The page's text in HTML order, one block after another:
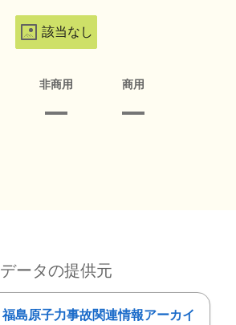
該当なし
非商用 商用
データの提供元
福島原子力事故関連情報アーカイ